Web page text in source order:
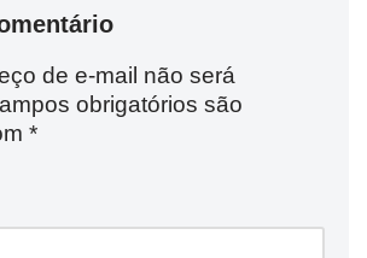
de e-mail não será
obrigatórios são
*